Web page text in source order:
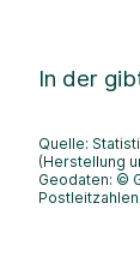
In der
Quelle:
(Herstellung
Geodaten: ©